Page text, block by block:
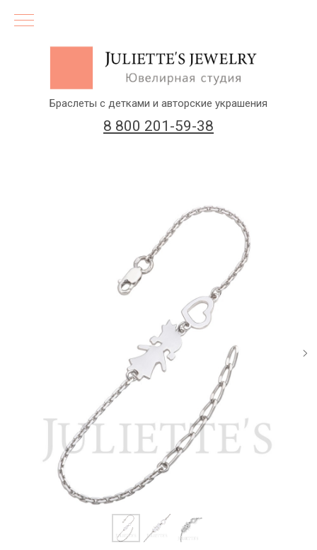
Заказать звонок
8 800 201-59-38
(бесплатный звонок по России)
Браслеты с детками и авторские украшения